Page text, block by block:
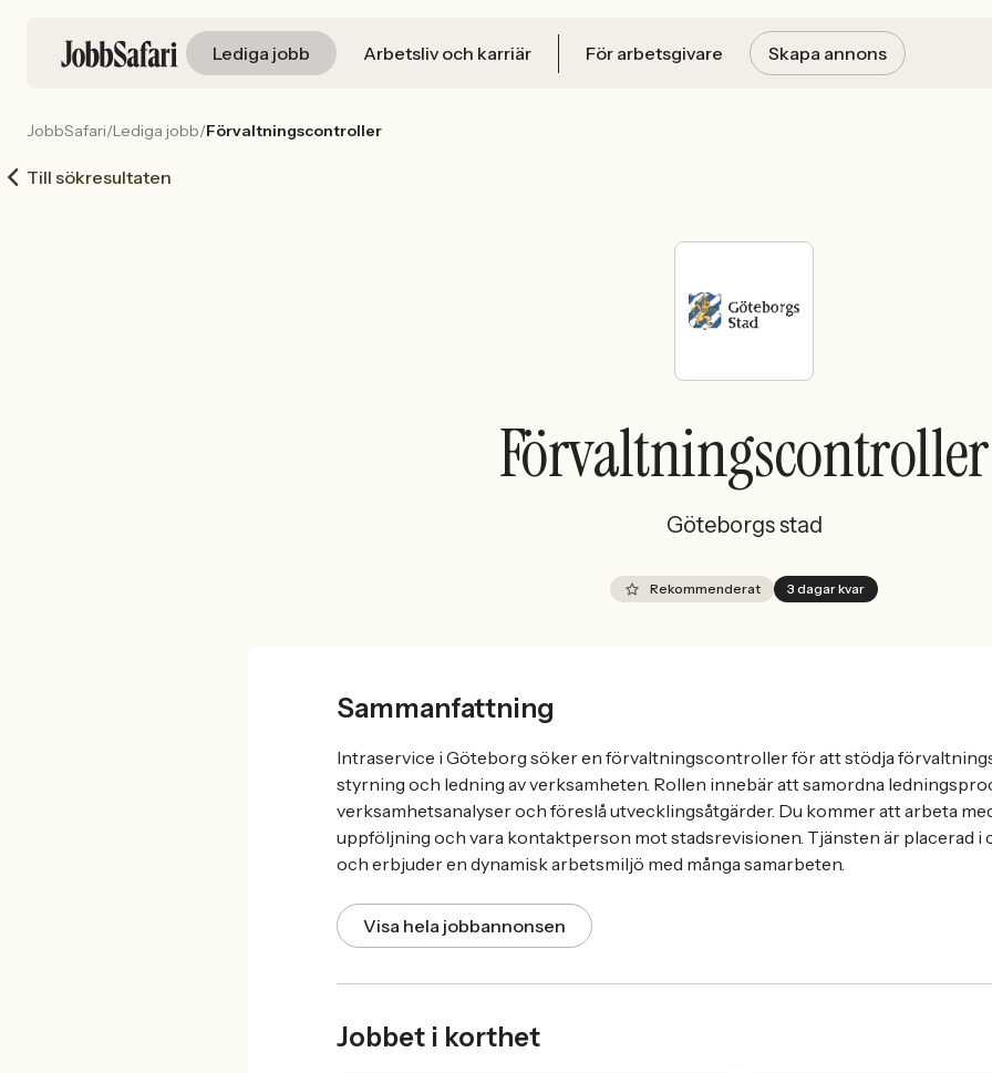
Lediga jobb Arbetsliv och karriär För arbetsgivare Skapa annons
JobbSafari/Lediga jobb/Förvaltningscontroller
Till sökresultaten
Förvaltningscontroller
Göteborgs stad
Rekommenderat 3 dagar kvar
Sammanfattning
Intraservice i Göteborg söker en förvaltningscontroller för att stödja
styrning och ledning av verksamheten. Rollen innebär att samordna
verksamhetsanalyser och föreslå utvecklingsåtgärder. Du kommer att arbeta
uppföljning och vara kontaktperson mot stadsrevisionen. Tjänsten är placerad i
och erbjuder en dynamisk arbetsmiljö med många samarbeten.
Visa hela jobbannonsen
Jobbet i korthet